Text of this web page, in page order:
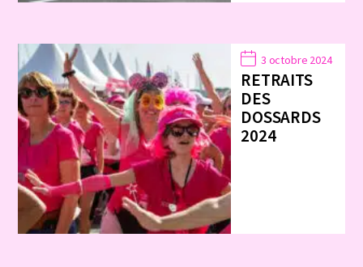
3 octobre 2024
RETRAITS
DES
DOSSARDS
2024